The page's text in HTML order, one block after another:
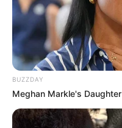
BUZZDAY
Meghan Markle's